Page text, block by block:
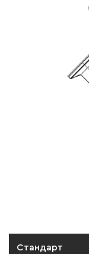
Стандарт